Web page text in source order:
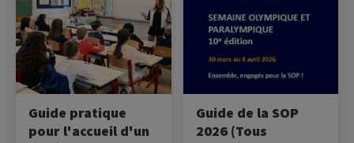
Guide pratique
pour l'accueil d'un
conseils pour accueillir un
athlète dans sa classe.
Guide de la SOP
2026 (Tous